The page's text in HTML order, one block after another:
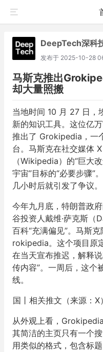
DeepTech深科
发布于 2025-10-28
马斯克推出
却大量照搬
当地时间 10 月 27 日，
新的知识工具。这位亿
推出了 Grokipedia，一
台。马斯克在社交媒体
（Wikipedia）的“巨大
宇宙”目标的“必要步骤”
几小时后就引发了争议。
今年九月底，特朗普政
谷投资人戴维·萨克斯（
百科“充满偏见”。马斯
rokipedia。这个项目原
在当天宣布推迟，解释
传内容”。一周后，这个
线。
国丨相关推文（来源：X）
从外观上看，
其简洁的主页只有一个
用类似的格式，包含标